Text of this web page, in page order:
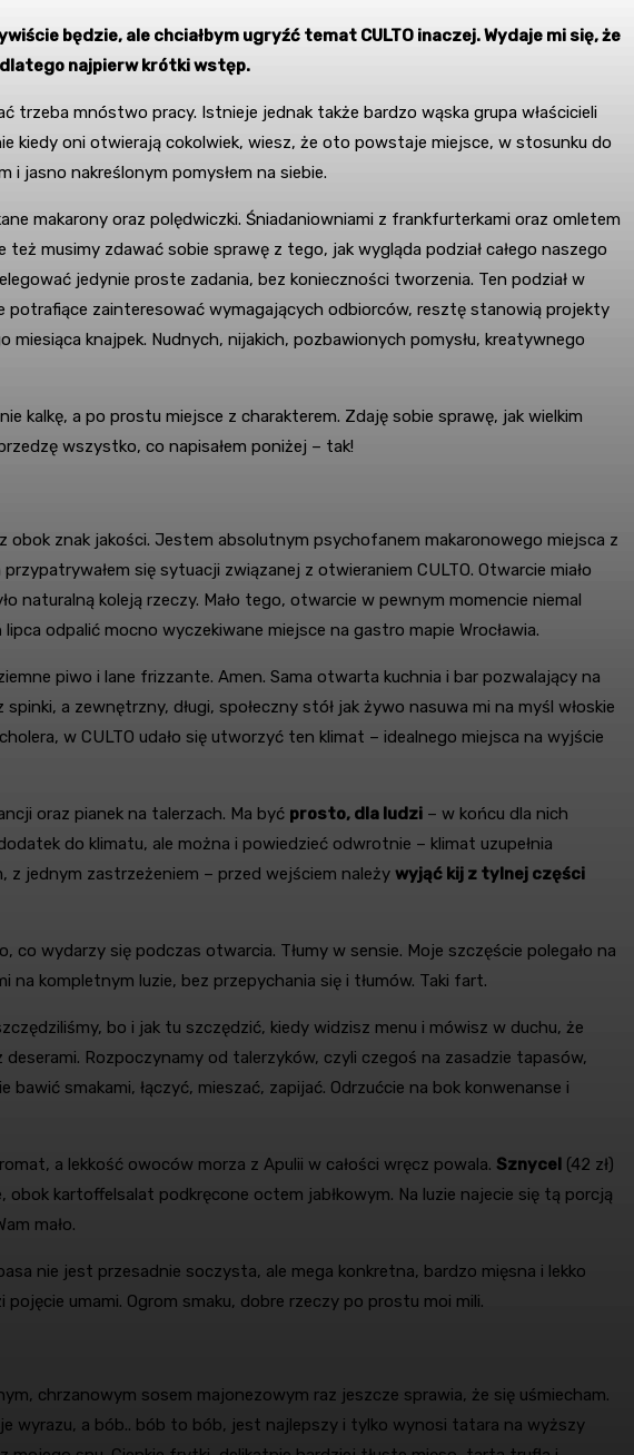
będzie, ale chciałbym ugryźć temat CULTO inaczej. Wydaje mi się, że
dlatego najpierw krótki wstęp.
trzeba mnóstwo pracy. Istnieje jednak także bardzo wąska grupa właścicieli
kiedy oni otwierają cokolwiek, wiesz, że oto powstaje miejsce, w stosunku do
jasno nakreślonym pomysłem na siebie.
makarony oraz polędwiczki. Śniadaniowniami z frankfurterkami oraz omletem
musimy zdawać sobie sprawę z tego, jak wygląda podział całego naszego
jedynie proste zadania, bez konieczności tworzenia. Ten podział w
potrafiące zainteresować wymagających odbiorców, resztę stanowią projekty
knajpek. Nudnych, nijakich, pozbawionych pomysłu, kreatywnego
kalkę, a po prostu miejsce z charakterem. Zdaję sobie sprawę, jak wielkim
wszystko, co napisałem poniżej – tak!
obok znak jakości. Jestem absolutnym psychofanem makaronowego miejsca z
się sytuacji związanej z otwieraniem CULTO. Otwarcie miało
naturalną koleją rzeczy. Mało tego, otwarcie w pewnym momencie niemal
odpalić mocno wyczekiwane miejsce na gastro mapie Wrocławia.
piwo i lane frizzante. Amen. Sama otwarta kuchnia i bar pozwalający na
a zewnętrzny, długi, społeczny stół jak żywo nasuwa mi na myśl włoskie
w CULTO udało się utworzyć ten klimat – idealnego miejsca na wyjście
oraz pianek na talerzach. Ma być prosto, dla ludzi – w końcu dla nich
do klimatu, ale można i powiedzieć odwrotnie – klimat uzupełnia
z jednym zastrzeżeniem – przed wejściem należy wyjąć kij z tylnej części
wydarzy się podczas otwarcia. Tłumy w sensie. Moje szczęście polegało na
kompletnym luzie, bez przepychania się i tłumów. Taki fart.
bo i jak tu szczędzić, kiedy widzisz menu i mówisz w duchu, że
Rozpoczynamy od talerzyków, czyli czegoś na zasadzie tapasów,
smakami, łączyć, mieszać, zapijać. Odrzućcie na bok konwenanse i
a lekkość owoców morza z Apulii w całości wręcz powala. Sznycel (42 zł)
kartoffelsalat podkręcone octem jabłkowym. Na luzie najecie się tą porcją
mało.
nie jest przesadnie soczysta, ale mega konkretna, bardzo mięsna i lekko
umami. Ogrom smaku, dobre rzeczy po prostu moi mili.
chrzanowym sosem majonezowym raz jeszcze sprawia, że się uśmiecham.
wyrazu, a bób.. bób to bób, jest najlepszy i tylko wynosi tatara na wyższy